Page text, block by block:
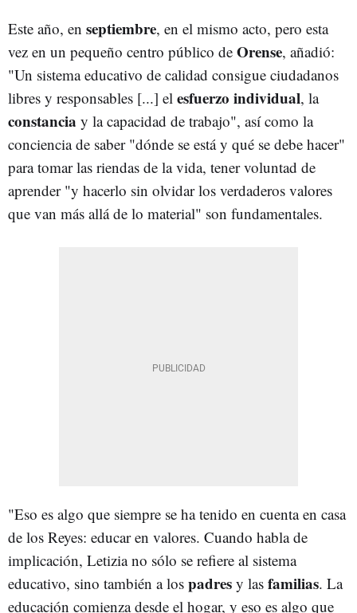
Este año, en septiembre, en el mismo acto, pero esta
vez en un pequeño centro público de Orense, añadió:
"Un sistema educativo de calidad consigue ciudadanos
libres y responsables [...] el esfuerzo individual, la
constancia y la capacidad de trabajo", así como la
conciencia de saber "dónde se está y qué se debe hacer"
para tomar las riendas de la vida, tener voluntad de
aprender "y hacerlo sin olvidar los verdaderos valores
que van más allá de lo material" son fundamentales.
"Eso es algo que siempre se ha tenido en cuenta en casa
de los Reyes: educar en valores. Cuando habla de
implicación, Letizia no sólo se refiere al sistema
educativo, sino también a los padres y las familias. La
educación comienza desde el hogar, y eso es algo que